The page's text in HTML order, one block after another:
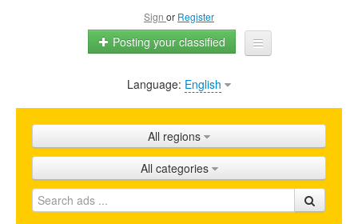
Sign or Register
Posting your classified
Home
Shops
Promotion
FAQ
Language: English
All regions
All categories